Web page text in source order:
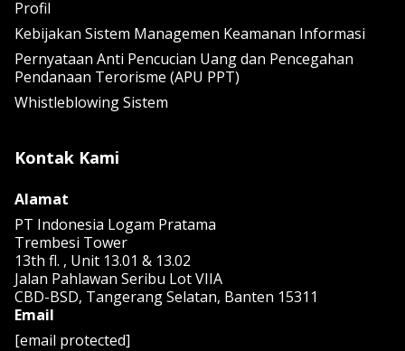
Profil
Kebijakan Sistem Managemen Keamanan Informasi
Pernyataan Anti Pencucian Uang dan Pencegahan
Pendanaan Terorisme (APU PPT)
Whistleblowing Sistem
Kontak Kami
Alamat
PT Indonesia Logam Pratama
Trembesi Tower
13th fl. , Unit 13.01 & 13.02
Jalan Pahlawan Seribu Lot VIIA
CBD-BSD, Tangerang Selatan, Banten 15311
Email
[email protected]